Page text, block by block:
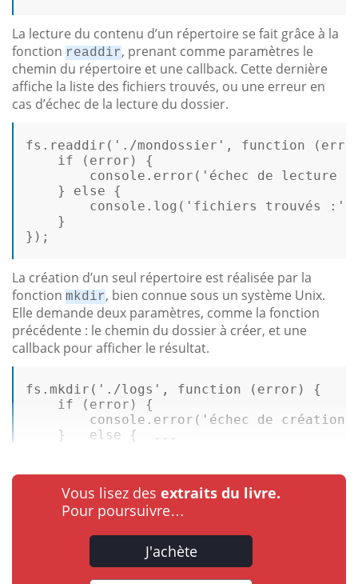
La lecture du contenu d’un répertoire se fait grâce à la
fonction readdir, prenant comme paramètres le
chemin du répertoire et une callback. Cette dernière
affiche la liste des fichiers trouvés, ou une erreur en
cas d’échec de la lecture du dossier.
fs.readdir( './mondossier' , function
if ( error ) {
console. error ( 'échec de lecture
} else {
console. log ( 'fichiers trouvés :'
}
});
La création d’un seul répertoire est réalisée par la
fonction mkdir, bien connue sous un système Unix.
Elle demande deux paramètres, comme la fonction
précédente : le chemin du dossier à créer, et une
callback pour afficher le résultat.
fs.mkdir( './logs' , function (error)
{
if ( error ) {
console. error ( 'échec de création
} else {  ...
Vous lisez des extraits du livre.
Pour poursuivre…
J'achète